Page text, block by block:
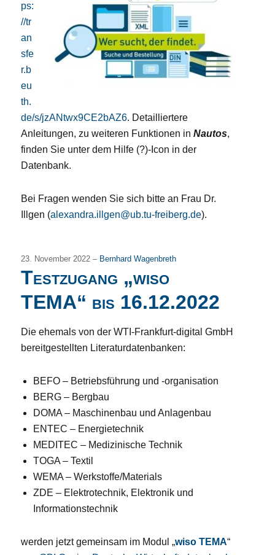
ps:
//tr
an
sfe
r.b
eu
th.
de/s/jzANtwx9CE2bAZ6. Detailliertere
Anleitungen, zu weiteren Funktionen inNautos,
finden Sie unter dem Hilfe (?)-Icon in der
Datenbank.
Bei Fragen wenden Sie sich bitte an Frau Dr.
Illgen (alexandra.illgen@ub.tu-freiberg.de).
23. November 2022 – Bernhard Wagenbreth
Testzugang „wiso
TEMA“ bis 16.12.2022
Die ehemals von der WTI-Frankfurt-digital GmbH
bereitgestellten Literaturdatenbanken:
BEFO – Betriebsführung und -organisation
BERG – Bergbau
DOMA – Maschinenbau und Anlagenbau
ENTEC – Energietechnik
MEDITEC – Medizinische Technik
TOGA – Textil
WEMA – Werkstoffe/Materials
ZDE – Elektrotechnik, Elektronik und
Informationstechnik
werden jetzt gemeinsam im Modul „wiso TEMA“